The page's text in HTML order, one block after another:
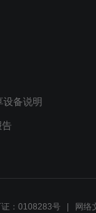
设备说明
告
：0108283号 网络